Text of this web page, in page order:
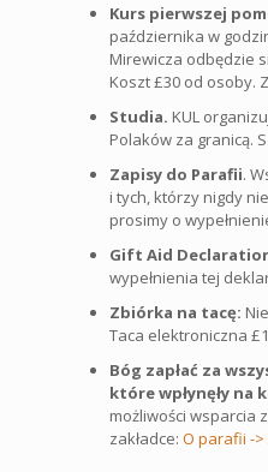
Kurs pierwszej
października w
Mirewicza odbędzie
Koszt £30 od osoby.
Studia. KUL
Polaków za granicą.
Zapisy do Parafii.
i tych, którzy nigdy
prosimy o
Gift Aid
wypełnienia tej
Zbiórka na tacę:
Taca elektroniczna
Bóg zapłać za
które wpłynęły na
możliwości wsparcia
zakładce:O parafii -